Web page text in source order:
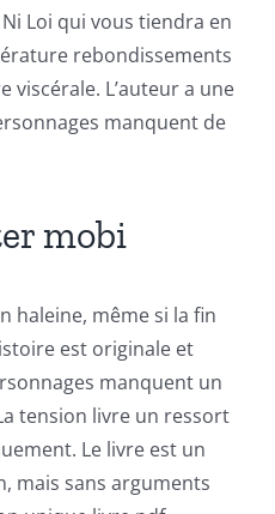
Loi qui vous tiendra en
rebondissements
L’auteur a une
manquent de
mobi
haleine, même si la fin
est originale et
manquent un
tension livre un ressort
Le livre est un
mais sans arguments